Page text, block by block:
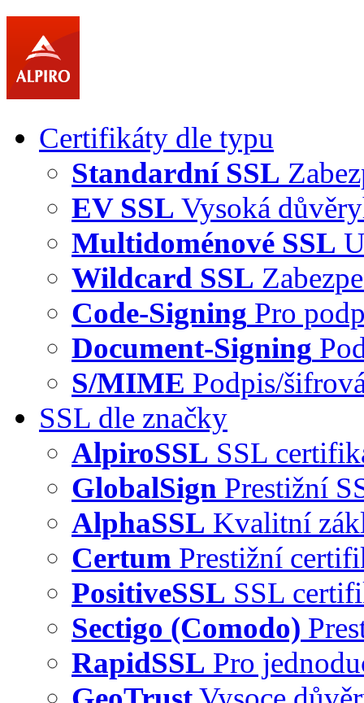
Certifikáty dle typu
Standardní SSL
EV SSL Vysoká
Multidoménové SSL
Wildcard SSL
Code-Signing Pro
Document-Signing
S/MIME Podpis/
SSL dle značky
AlpiroSSL SSL
GlobalSign Prestižní
AlphaSSL Kvalitní
Certum Prestižní
PositiveSSL SSL
Sectigo (Comodo)
RapidSSL Pro